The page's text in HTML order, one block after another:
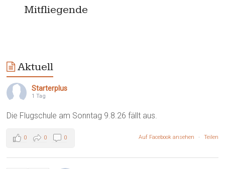
Mitfliegende
Aktuell
Starterplus
1 Tag
Die Flugschule am Sonntag 9.8.26 fällt aus.
Auf Facebook ansehen · Teilen
0 0 0